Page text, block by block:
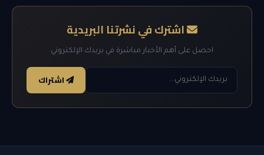
اشترك في نشرتنا البريدية
احصل على أهم الأخبار مباشرة في بريدك الإلكتروني
اشتراك